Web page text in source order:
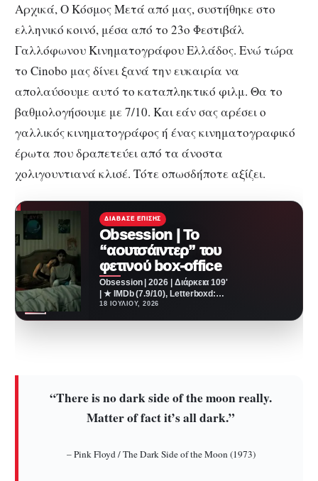
Αρχικά, Ο Κόσμος Μετά από μας, συστήθηκε στο
ελληνικό κοινό, μέσα από το 23ο Φεστιβάλ
Γαλλόφωνου Κινηματογράφου Ελλάδος. Ενώ τώρα
το Cinobo μας δίνει ξανά την ευκαιρία να
απολαύσουμε αυτό το καταπληκτικό φιλμ. Θα το
βαθμολογήσουμε με 7/10. Και εάν σας αρέσει ο
γαλλικός κινηματογράφος ή ένας κινηματογραφικό
έρωτα που δραπετεύει από τα άνοστα
χολιγουντιανά κλισέ. Τότε οπωσδήποτε αξίζει.
ΔΙΆΒΑΣΕ ΕΠΊΣΗΣ
Obsession | Το
“αουτσάιντερ” του
φετινού box-office
Obsession | 2026 | Διάρκεια 109'
| ★ IMDb (7.9/10), Letterboxd:
(4.1/5), Rotten Tomatoes: 94%
18 ΙΟΥΛΊΟΥ, 2026
“There is no dark side of the moon really.
Matter of fact it’s all dark.”
– Pink Floyd / The Dark Side of the Moon (1973)